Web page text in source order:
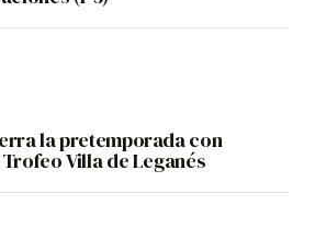
la pretemporada con
Villa de Leganés